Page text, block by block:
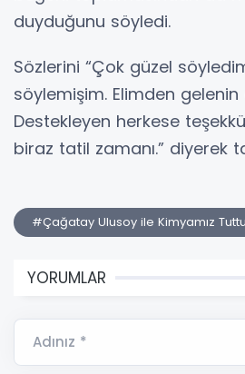
duyduğunu söyledi.
Sözlerini “Çok güzel
söylemişim. Elimden gelenin
Destekleyen herkese
biraz tatil zamanı.” diyerek
#Çağatay Ulusoy ile Kimyamız Tuttu
YORUMLAR
Adınız *